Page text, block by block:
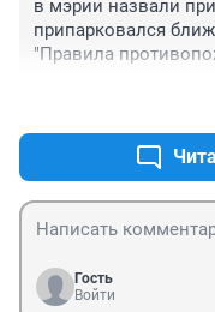
в мэрии назвали
припарковался
"Правила
Гость
Войти